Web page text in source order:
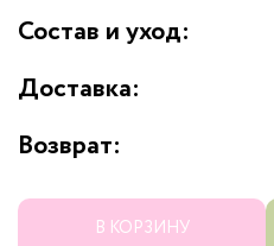
В КОРЗИНУ
Состав и уход:
Доставка:
Возврат: